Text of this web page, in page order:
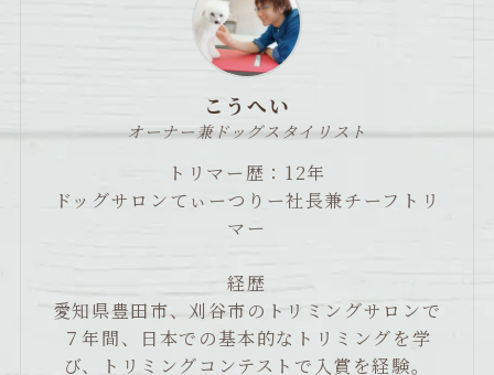
こうへい
オーナー兼ドッグスタイリスト
トリマー歴：12年
ドッグサロンてぃーつりー社長兼チーフトリ
マー
経歴
愛知県豊田市、刈谷市のトリミングサロンで
７年間、日本での基本的なトリミングを学
び、トリミングコンテストで入賞を経験。